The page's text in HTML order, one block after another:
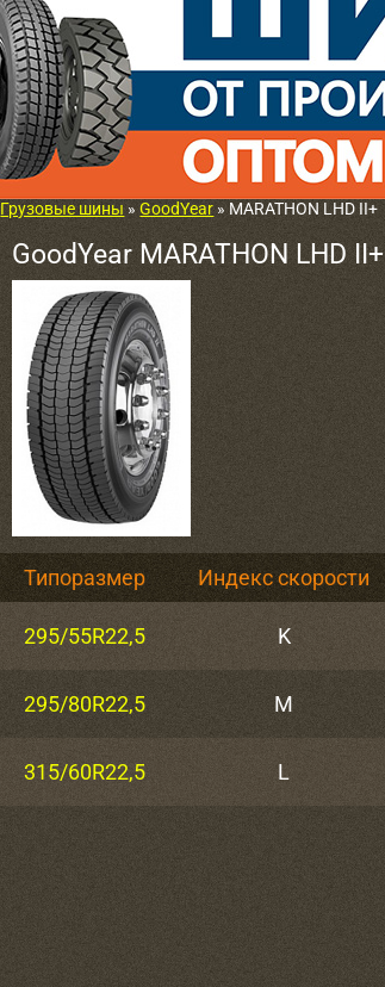
Грузовые шины »GoodYear» MARATHON LHD II+
GoodYear MARATHON LHD II+
Типоразмер Индекс скорости
295/55R22,5 K
295/80R22,5 M
315/60R22,5 L